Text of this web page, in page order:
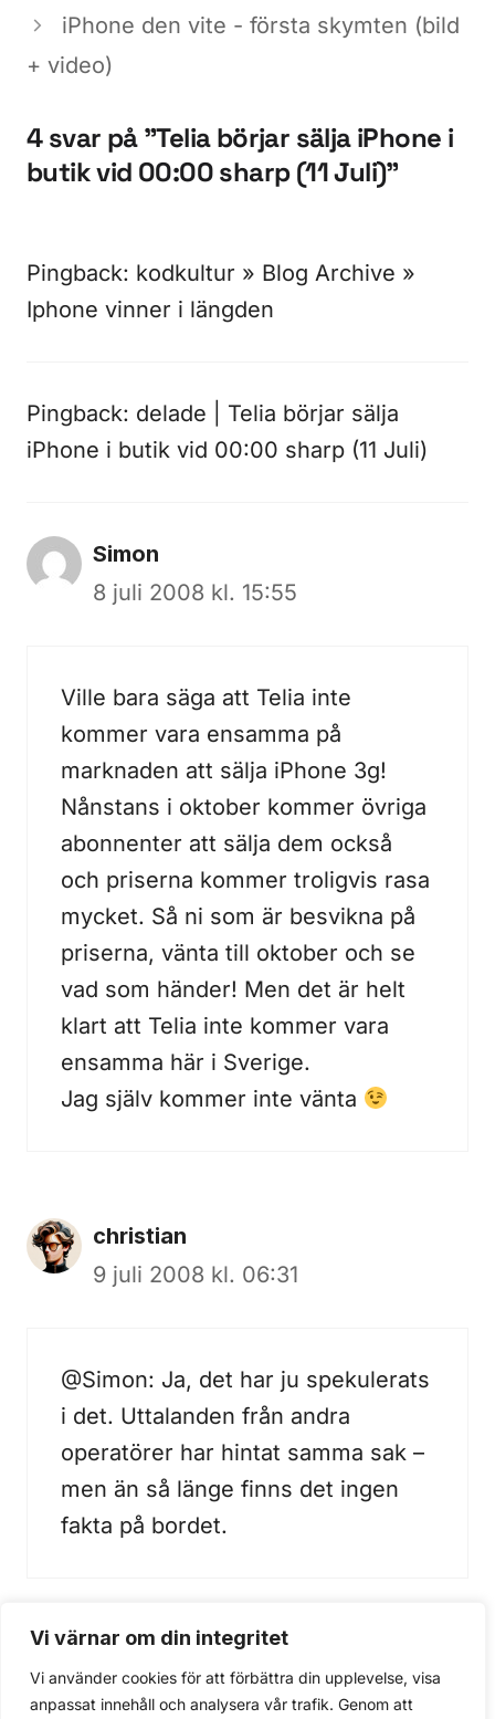
Vi värnar om din integritet
Vi använder cookies för att förbättra din upplevelse, visa
anpassat innehåll och analysera vår trafik. Genom att
iPhone den vite - första skymten (bild
+ video)
4 svar på ”Telia börjar sälja iPhone i
butik vid 00:00 sharp (11 Juli)”
Pingback: kodkultur » Blog Archive »
Iphone vinner i längden
Pingback: delade | Telia börjar sälja
iPhone i butik vid 00:00 sharp (11 Juli)
Simon
8 juli 2008 kl. 15:55
Ville bara säga att Telia inte
kommer vara ensamma på
marknaden att sälja iPhone 3g!
Nånstans i oktober kommer övriga
abonnenter att sälja dem också
och priserna kommer troligvis rasa
mycket. Så ni som är besvikna på
priserna, vänta till oktober och se
vad som händer! Men det är helt
klart att Telia inte kommer vara
ensamma här i Sverige.
Jag själv kommer inte vänta
christian
9 juli 2008 kl. 06:31
@Simon: Ja, det har ju spekulerats
i det. Uttalanden från andra
operatörer har hintat samma sak –
men än så länge finns det ingen
fakta på bordet.